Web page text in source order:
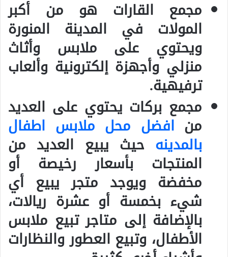
مجمع القارات هو من أكبر
المولات في المدينة المنورة
ويحتوي على ملابس وأثاث
منزلي وأجهزة إلكترونية وألعاب
ترفيهية.
مجمع بركات يحتوي على العديد
من افضل محل ملابس اطفال
بالمدينه حيث يبيع العديد من
المنتجات بأسعار رخيصة أو
مخفضة ويوجد متجر يبيع أي
شيء بخمسة أو عشرة ريالات،
بالإضافة إلى متاجر تبيع ملابس
الأطفال، وتبيع العطور والنظارات